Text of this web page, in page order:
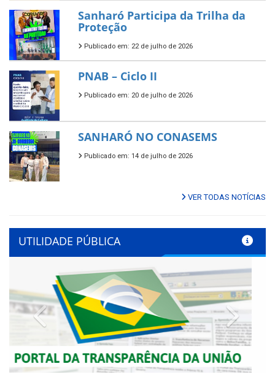
Sanharó Participa da Trilha da
Proteção
Publicado em: 22 de julho de 2026
PNAB – Ciclo II
Publicado em: 20 de julho de 2026
SANHARÓ NO CONASEMS
Publicado em: 14 de julho de 2026
VER TODAS NOTÍCIAS
UTILIDADE PÚBLICA
Previous